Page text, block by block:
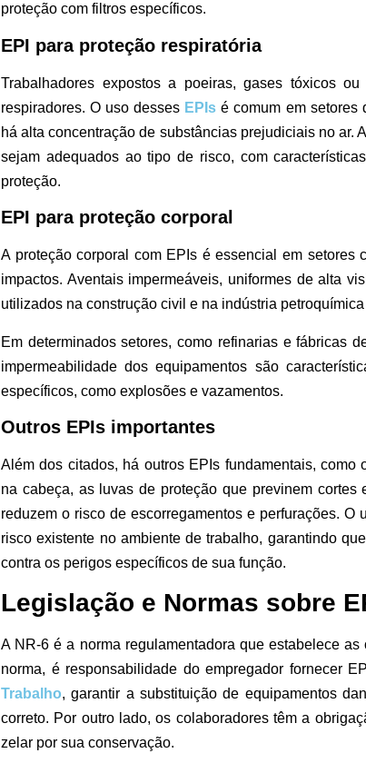
proteção com filtros específicos.
EPI para proteção respiratória
Trabalhadores expostos a poeiras, gases tóxicos
respiradores. O uso desses EPIs é comum em setores
há alta concentração de substâncias prejudiciais no ar.
sejam adequados ao tipo de risco, com
proteção.
EPI para proteção corporal
A proteção corporal com EPIs é essencial em setores
impactos. Aventais impermeáveis, uniformes de alta
utilizados na construção civil e na indústria
Em determinados setores, como refinarias e fábricas
impermeabilidade dos equipamentos são
específicos, como explosões e vazamentos.
Outros EPIs importantes
Além dos citados, há outros EPIs fundamentais,
na cabeça, as luvas de proteção que previnem
reduzem o risco de escorregamentos e perfurações.
risco existente no ambiente de trabalho, garantindo
contra os perigos específicos de sua função.
Legislação e Normas sobre
A NR-6 é a norma regulamentadora que estabelece
norma, é responsabilidade do empregador fornecer
Trabalho, garantir a substituição de equipamentos
correto. Por outro lado, os colaboradores têm a
zelar por sua conservação.